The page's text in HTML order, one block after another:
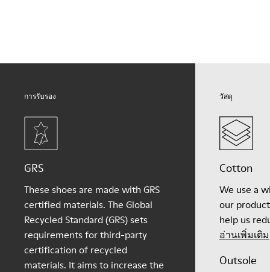
การรับรอง
GRS
These shoes are made with GRS
certified materials. The Global
Recycled Standard (GRS) sets
requirements for third-party
certification of recycled
materials. It aims to increase the
วัสดุ
Cotton
We use a
our
help us
อ่านเพิ่มเติม
Outsole